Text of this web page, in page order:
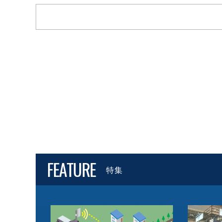
FEATURE 特集